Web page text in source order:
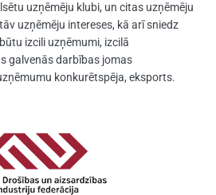
uzņēmēju klubi, un citas uzņēmēju
uzņēmēju intereses, kā arī sniedz
izcili uzņēmumi, izcilā
galvenās darbības jomas
konkurētspēja, eksports.